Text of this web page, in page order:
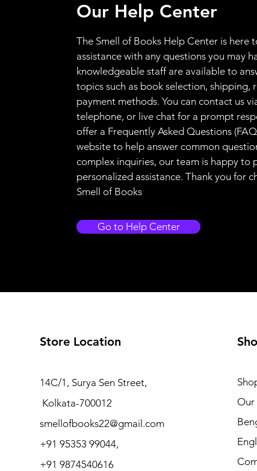
Our Help Center
The Smell of Books Help Center is here
assistance with any questions you may
knowledgeable staff are available to
topics such as book selection, shipping,
payment methods. You can contact us
telephone, or live chat for a prompt
offer a Frequently Asked Questions
website to help answer common
complex inquiries, our team is happy to
personalized assistance. Thank you for
Smell of Books
Go to Help Center
Store Location
14C/1, Surya Sen Street,
Kolkata-700012
smellofbooks22@gmail.com
+91 95353 99044,
+91 9874540616
Our